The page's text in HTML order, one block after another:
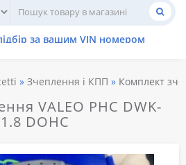
Зчеплення і КПП Комплект
VALEO PHC DWK-
DOHC